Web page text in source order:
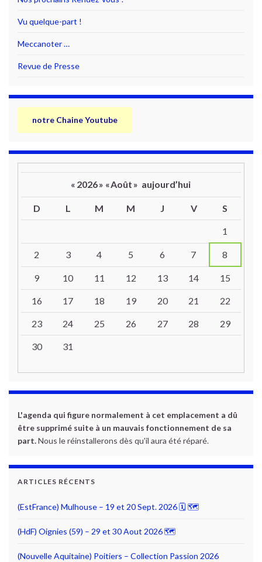
Vu quelque-part !
Meccanoter …
Revue de Presse
notre Chaine Youtube
« 2026» «Août » aujourd’hui
D L M M J V S
1
2 3 4 5 6 7 8
9 10 11 12 13 14 15
16 17 18 19 20 21 22
23 24 25 26 27 28 29
30 31
L'agenda qui figure normalement à cet emplacement a dû
être supprimé suite à un mauvais fonctionnement de sa
part.Nous le réinstallerons dès qu'il aura été réparé.
ARTICLES RÉCENTS
(EstFrance) Mulhouse – 19 et 20 Sept. 2026 🗓 🗺
(HdF) Oignies (59) – 29 et 30 Aout 2026 🗺
(Nouvelle Aquitaine) Poitiers – Collection Passion 2026